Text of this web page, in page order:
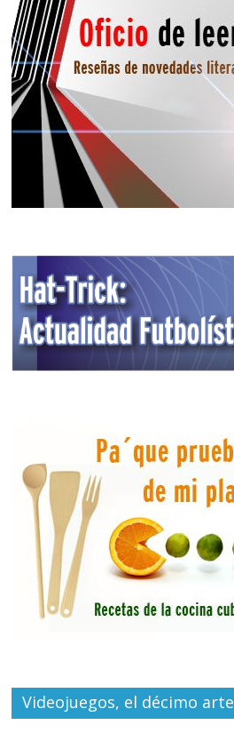
Videojuegos, el décimo arte